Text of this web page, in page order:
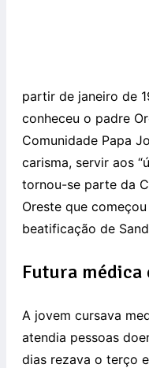
partir de janeiro de
conheceu o padre
Comunidade Papa
carisma, servir aos
tornou-se parte da
Oreste que
beatificação de
Futura médica
A jovem cursava
atendia pessoas
dias rezava o terço